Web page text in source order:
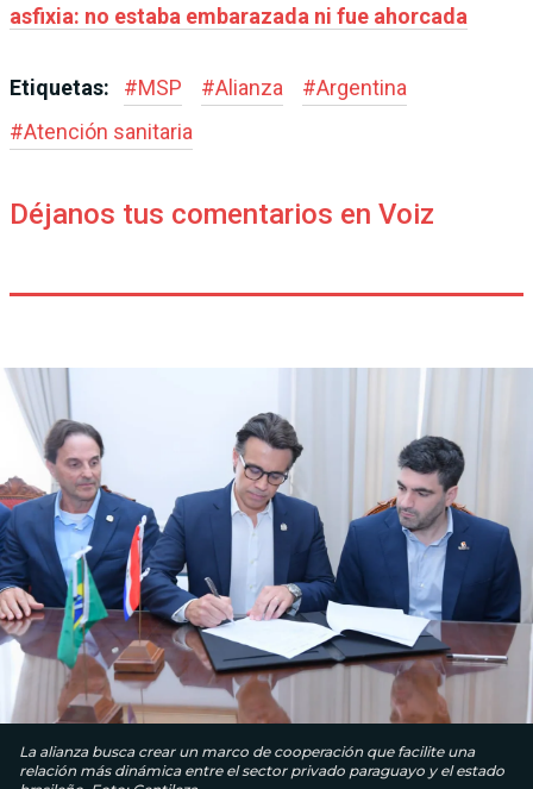
asfixia: no estaba embarazada ni fue ahorcada
Etiquetas: #MSP #Alianza #Argentina
#Atención sanitaria
Déjanos tus comentarios en Voiz
La alianza busca crear un marco de cooperación que facilite una
relación más dinámica entre el sector privado paraguayo y el estado